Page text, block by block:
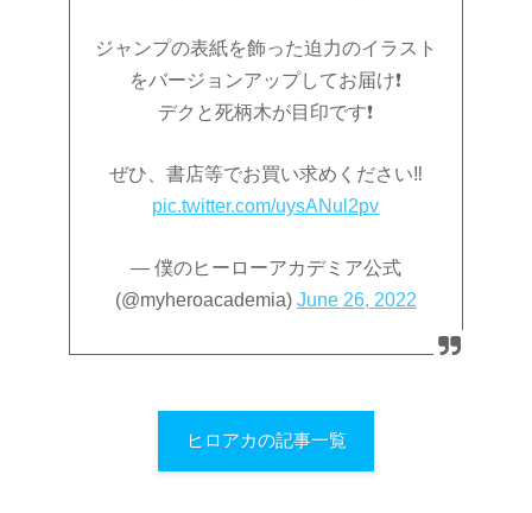
ジャンプの表紙を飾った迫力のイラスト
をバージョンアップしてお届け❗️
デクと死柄木が目印です❗️
ぜひ、書店等でお買い求めください‼️
pic.twitter.com/uysANul2pv
— 僕のヒーローアカデミア公式
(@myheroacademia) June 26, 2022
ヒロアカの記事一覧